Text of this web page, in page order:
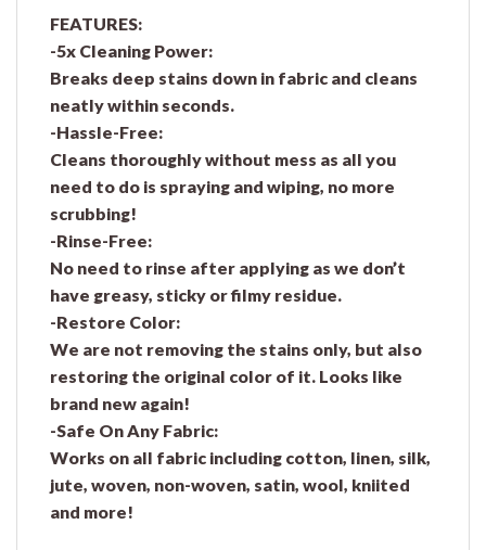
FEATURES:
-5x Cleaning Power:
Breaks deep stains down in fabric and cleans
neatly within seconds.
-Hassle-Free:
Cleans thoroughly without mess as all you
need to do is spraying and wiping, no more
scrubbing!
-Rinse-Free:
No need to rinse after applying as we don’t
have greasy, sticky or filmy residue.
-Restore Color:
We are not removing the stains only, but also
restoring the original color of it. Looks like
brand new again!
-Safe On Any Fabric:
Works on all fabric including cotton, linen, silk,
jute, woven, non-woven, satin, wool, kniited
and more!